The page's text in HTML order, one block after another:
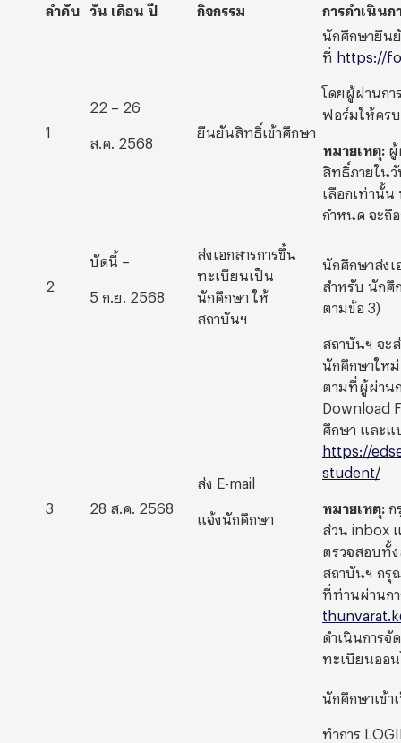
ลำดับ วัน เดือน ปี กิจกรรม การดำเนินก
1
22 – 26
ส.ค. 2568
ยืนยันสิทธิ์เข้าศึกษา
นักศึกษายืน
ที่ https://
โดยผู้ผ่านกา
ฟอร์มให้คร
หมายเหตุ: ผู้
สิทธิ์ภายใน
เลือกเท่านั้น
กำหนด จะถื
2
บัดนี้ –
5 ก.ย. 2568
ส่งเอกสารการขึ้น
ทะเบียนเป็น
นักศึกษา ให้
สถาบันฯ
นักศึกษาส่งเ
สำหรับ นักศึ
ตามข้อ 3)
3 28 ส.ค. 2568
ส่ง E-mail
แจ้งนักศึกษา
สถาบันฯ จะ
นักศึกษาใหม่
ตามที่ผู้ผ่านก
Download
ศึกษา และแ
https://
student/
หมายเหตุ: ก
ส่วน inbox
ตรวจสอบทั้
สถาบันฯ กรุ
ที่ท่านผ่านก
ดำเนินการจั
ทะเบียนออน
นักศึกษาเข้า
ทำการ